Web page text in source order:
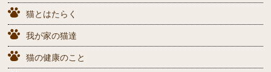
猫とはたらく
我が家の猫達
猫の健康のこと